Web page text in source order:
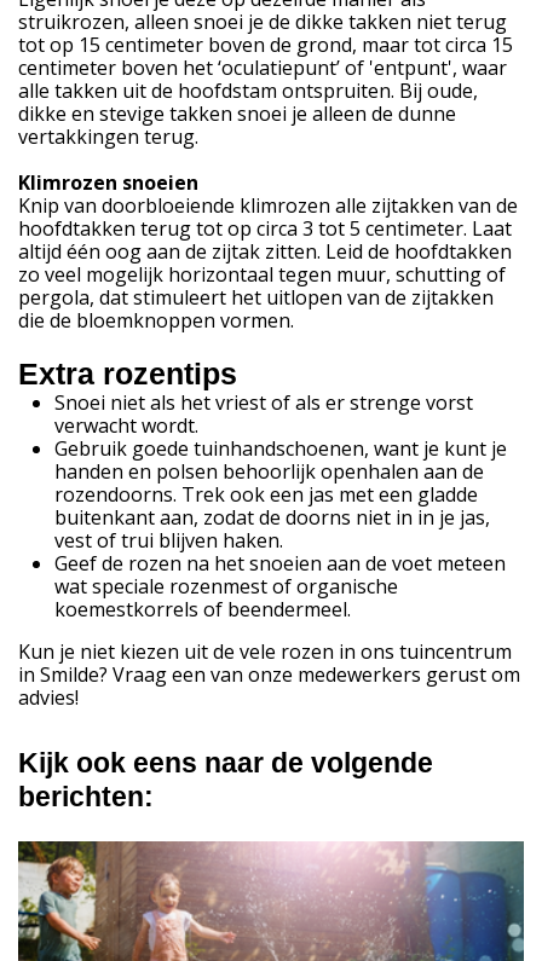
struikrozen, alleen snoei je de dikke takken niet terug
tot op 15 centimeter boven de grond, maar tot circa 15
centimeter boven het ‘oculatiepunt’ of 'entpunt', waar
alle takken uit de hoofdstam ontspruiten. Bij oude,
dikke en stevige takken snoei je alleen de dunne
vertakkingen terug.
Klimrozen snoeien
Knip van doorbloeiende klimrozen alle zijtakken van de
hoofdtakken terug tot op circa 3 tot 5 centimeter. Laat
altijd één oog aan de zijtak zitten. Leid de hoofdtakken
zo veel mogelijk horizontaal tegen muur, schutting of
pergola, dat stimuleert het uitlopen van de zijtakken
die de bloemknoppen vormen.
Extra rozentips
Snoei niet als het vriest of als er strenge vorst
verwacht wordt.
Gebruik goede tuinhandschoenen, want je kunt je
handen en polsen behoorlijk openhalen aan de
rozendoorns. Trek ook een jas met een gladde
buitenkant aan, zodat de doorns niet in in je jas,
vest of trui blijven haken.
Geef de rozen na het snoeien aan de voet meteen
wat speciale rozenmest of organische
koemestkorrels of beendermeel.
Kun je niet kiezen uit de vele rozen in ons tuincentrum
in Smilde? Vraag een van onze medewerkers gerust om
advies!
Kijk ook eens naar de volgende
berichten: